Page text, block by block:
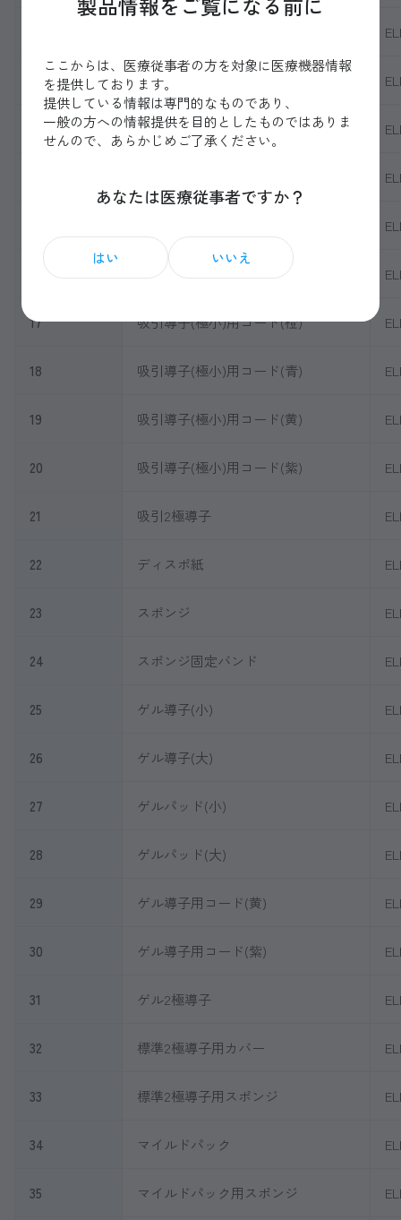
吸引導子(大)(中)(小)用コード(紫)
吸引導子(極小フラット)
吸引導子(極小)用コード(緑)
17 吸引導子(極小)用コード(橙)
18 吸引導子(極小)用コード(青)
19 吸引導子(極小)用コード(黄)
20 吸引導子(極小)用コード(紫)
21 吸引2極導子
22 ディスポ紙
23 スポンジ
24 スポンジ固定バンド
25 ゲル導子(小)
26 ゲル導子(大)
27 ゲルパッド(小)
28 ゲルパッド(大)
29 ゲル導子用コード(黄)
30 ゲル導子用コード(紫)
31 ゲル2極導子
32 標準2極導子用カバー
33 標準2極導子用スポンジ
34 マイルドパック
35 マイルドパック用スポンジ
ここからは、医療従事者の方を対象に医療機器情報
を提供しております。
提供している情報は専門的なものであり、
一般の方への情報提供を目的としたものではありま
せんので、あらかじめご了承ください。
あなたは医療従事者ですか？
はい いいえ